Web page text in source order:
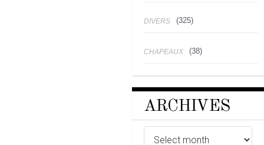
DIVERS (325)
CHAPEAUX (38)
ARCHIVES